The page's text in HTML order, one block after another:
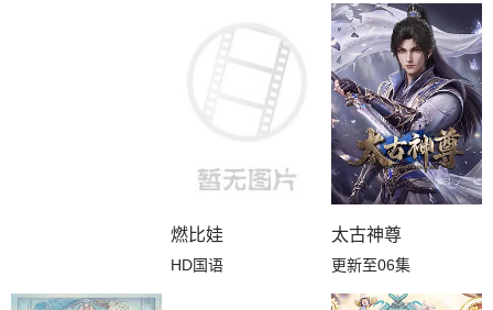
燃比娃
HD国语
太古神尊
更新至06集